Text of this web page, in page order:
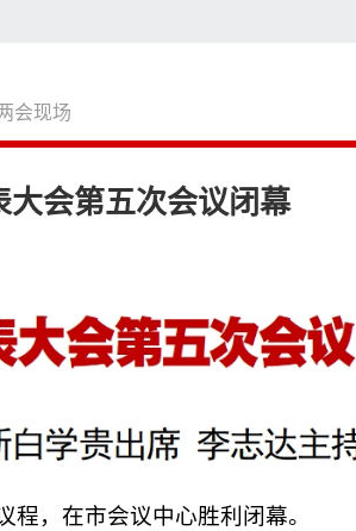
会现场
搜索
搜索
大会第五次会议闭幕
，在市会议中心胜利闭幕。